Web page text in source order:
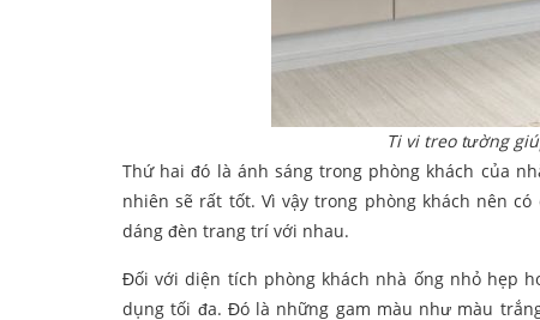
Ti vi treo tường
Thứ hai đó là ánh sáng trong phòng khách của
nhiên sẽ rất tốt. Vì vậy trong phòng khách nên
dáng đèn trang trí với nhau.
Đối với diện tích phòng khách nhà ống nhỏ hẹp
dụng tối đa. Đó là những gam màu như màu